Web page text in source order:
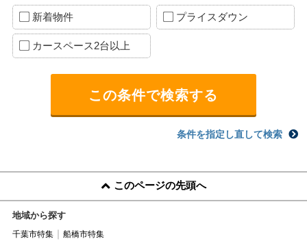
新着物件 プライスダウン
カースペース2台以上
条件を指定し直して検索
このページの先頭へ
地域から探す
千葉市特集 船橋市特集